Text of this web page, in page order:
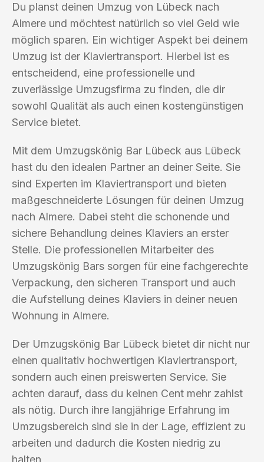
Du planst deinen Umzug von Lübeck nach
Almere und möchtest natürlich so viel Geld wie
möglich sparen. Ein wichtiger Aspekt bei deinem
Umzug ist der Klaviertransport. Hierbei ist es
entscheidend, eine professionelle und
zuverlässige Umzugsfirma zu finden, die dir
sowohl Qualität als auch einen kostengünstigen
Service bietet.
Mit dem Umzugskönig Bar Lübeck aus Lübeck
hast du den idealen Partner an deiner Seite. Sie
sind Experten im Klaviertransport und bieten
maßgeschneiderte Lösungen für deinen Umzug
nach Almere. Dabei steht die schonende und
sichere Behandlung deines Klaviers an erster
Stelle. Die professionellen Mitarbeiter des
Umzugskönig Bars sorgen für eine fachgerechte
Verpackung, den sicheren Transport und auch
die Aufstellung deines Klaviers in deiner neuen
Wohnung in Almere.
Der Umzugskönig Bar Lübeck bietet dir nicht nur
einen qualitativ hochwertigen Klaviertransport,
sondern auch einen preiswerten Service. Sie
achten darauf, dass du keinen Cent mehr zahlst
als nötig. Durch ihre langjährige Erfahrung im
Umzugsbereich sind sie in der Lage, effizient zu
arbeiten und dadurch die Kosten niedrig zu
halten.